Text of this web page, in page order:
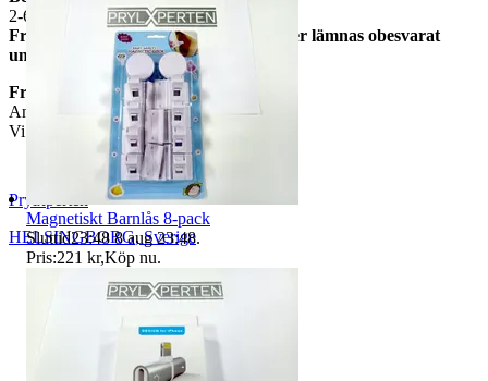
2-6 arbetsdagar
Frågor om vi har skickat varan kommer lämnas obesvarat
under leveranstid.
Frakt
Angiven i tradera annonsen
Vi har inte Samfrakt.
Prylxperten
HELSINGBORG,Sverige
Magnetiskt Barnlås 8-pack
Sluttid23:48 8 aug 23:48.
Pris:221 kr,Köp nu.